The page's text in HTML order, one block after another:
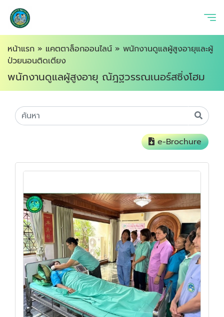
หน้าแรก » แคตตาล็อกออนไลน์ » พนักงานดูแลผู้สูงอายุและผู้
ป่วยนอนติดเตียง
พนักงานดูแลผู้สูงอายุ ณัฎฐวรรณเนอร์สซิ่งโฮม
e-Brochure